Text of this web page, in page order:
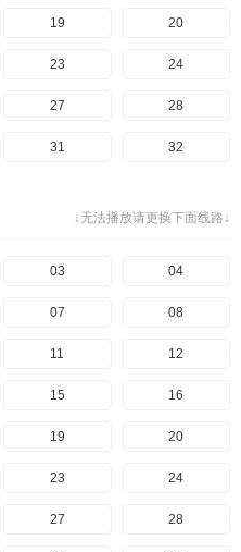
179 180
183 184
187 188
191 192
139 140
143 144
147 148
151 152
163 164
167 168
171 172
175 176
179 180
183 184
187 188
99 100
103 104
107 108
111 112
123 124
127 128
131 132
135 136
139 140
143 144
147 148
59 60
63 64
67 68
71 72
83 84
87 88
91 92
95 96
99 100
103 104
107 108
19 20
23 24
27 28
31 32
43 44
47 48
51 52
55 56
59 60
63 64
67 68
↓无法播放请更换下面线路↓
03 04
07 08
11 12
15 16
19 20
23 24
27 28